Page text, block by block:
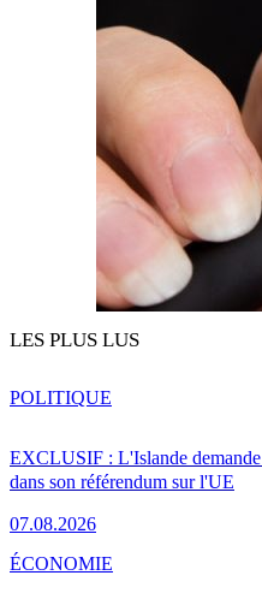
LES PLUS LUS
EXCLUSIF : L'Islande
dans son référendum sur l'UE
07.08.2026
POLITIQUE
ÉCONOMIE